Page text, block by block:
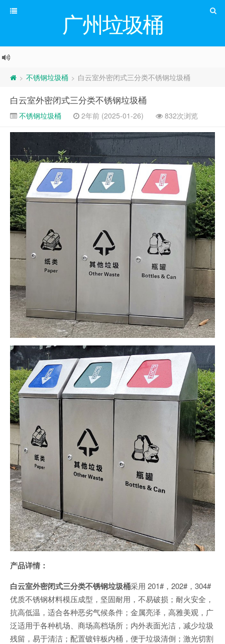
广州垃圾桶
> 不锈钢垃圾桶 > 白云室外密闭式三分类不锈钢垃圾桶
白云室外密闭式三分类不锈钢垃圾桶
不锈钢垃圾桶 2年前 (2025-01-26) 832次浏览
产品详情：
白云室外密闭式三分类不锈钢垃圾桶采用 201#，202#，304#
优质不锈钢材料模压成型，坚固耐用，不易破损；耐火安全，
抗高低温，适合各种恶劣气候条件；金属亮泽，高雅美观，广
泛适用于各种机场、商场高档场所；内外表面光洁，减少垃圾
残留，易于清洁；配置镀锌板内桶，便于垃圾清倒；激光切割